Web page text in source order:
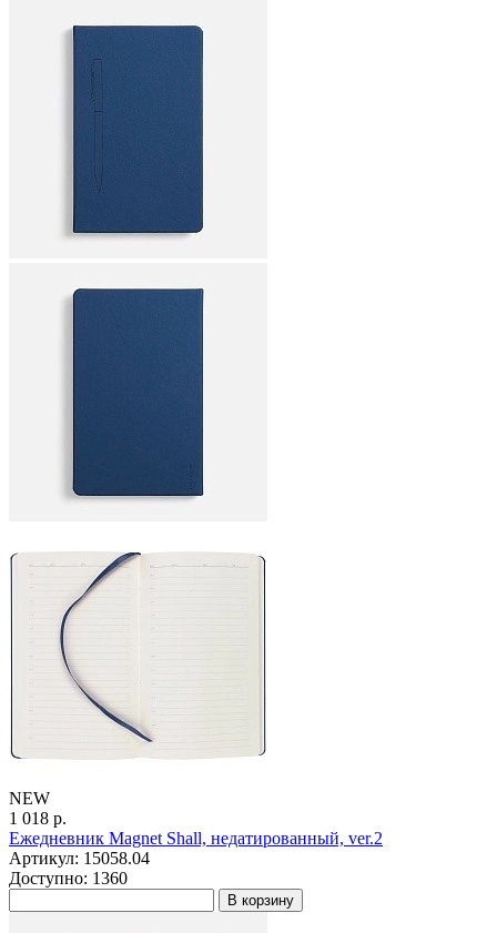
NEW
1 018 р.
Ежедневник Magnet Shall, недатированный, ver.2
Артикул: 15058.04
Доступно: 1360
В корзину